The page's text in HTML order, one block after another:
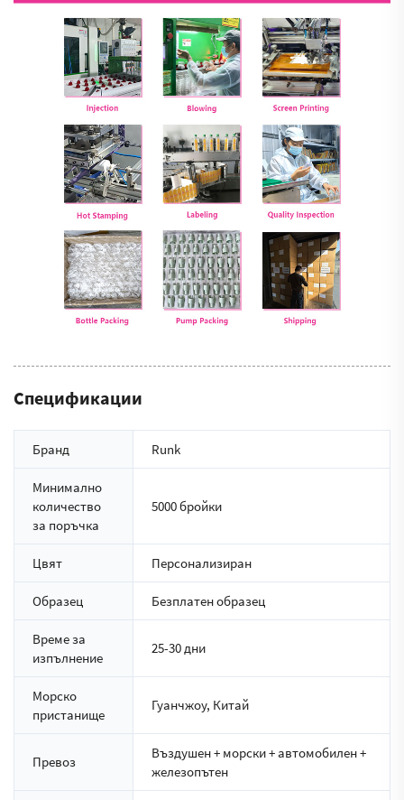
Спецификации
Бранд Runk
Минимално
количество
за поръчка
5000 бройки
Цвят Персонализиран
Образец Безплатен образец
Време за
изпълнение
25-30 дни
Морско
пристанище
Гуанчжоу, Китай
Превоз
Въздушен + морски + автомобилен +
железопътен